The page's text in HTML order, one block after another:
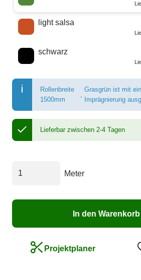
light salsa
schwarz
Rollenbreite
1500mm
,
Grasgrün ist mit
Imprägnierung
Lieferbar zwischen 2-4 Tagen
Meter
In den Warenkorb
Projektplaner